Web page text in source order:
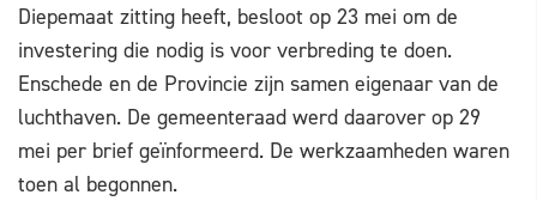
Diepemaat zitting heeft, besloot op 23 mei om de
investering die nodig is voor verbreding te doen.
Enschede en de Provincie zijn samen eigenaar van de
luchthaven. De gemeenteraad werd daarover op 29
mei per brief geïnformeerd. De werkzaamheden waren
toen al begonnen.